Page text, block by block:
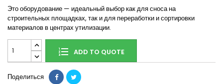
Это оборудование — идеальный выбор как для сноса на
строительных площадках, так и для переработки и сортировки
материалов в центрах утилизации.
ADD TO QUOTE
Поделиться